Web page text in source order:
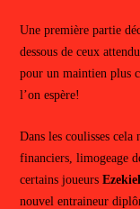
Une première partie
dessous de ceux
pour un maintien plus
l’on espère!
Dans les coulisses cela
financiers, limogeage
certains joueurs
nouvel entraineur